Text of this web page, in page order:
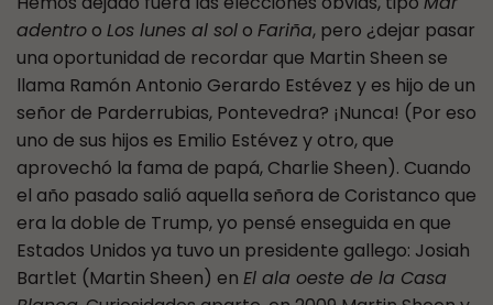
adentroo Los lunes al solo Fariña, pero ¿dejar pasar
una oportunidad de recordar que Martin Sheen se
llama Ramón Antonio Gerardo Estévez y es hijo de un
señor de Parderrubias, Pontevedra? ¡Nunca! (Por eso
uno de sus hijos es Emilio Estévez y otro, que
aprovechó la fama de papá, Charlie Sheen). Cuando
el año pasado salió aquella señora de Coristanco que
era la doble de Trump, yo pensé enseguida en que
Estados Unidos ya tuvo un presidente gallego: Josiah
Bartlet (Martin Sheen) en El ala oeste de la Casa